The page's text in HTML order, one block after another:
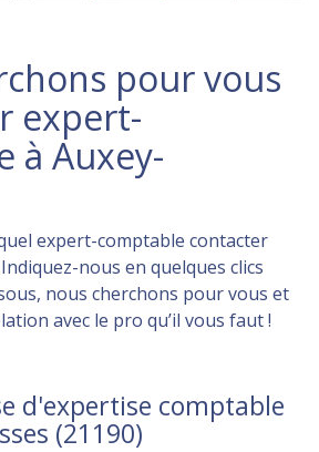
pour vous
expert-
à Auxey-
expert-comptable contacter
nous en quelques clics
nous cherchons pour vous et
avec le pro qu’il vous faut !
d'expertise comptable
(21190)